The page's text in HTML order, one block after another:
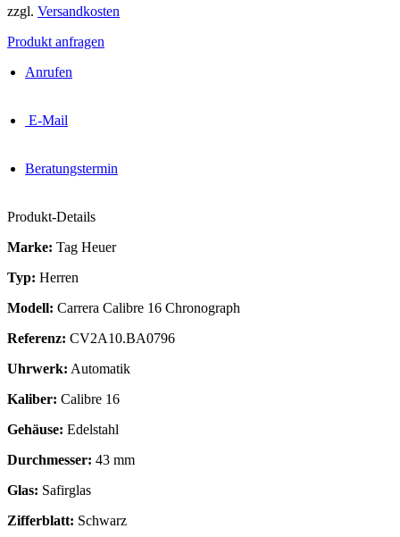
zzgl. Versandkosten
Produkt anfragen
Anrufen
E-Mail
Beratungstermin
Produkt-Details
Marke: Tag Heuer
Typ: Herren
Modell: Carrera Calibre 16 Chronograph
Referenz: CV2A10.BA0796
Uhrwerk: Automatik
Kaliber: Calibre 16
Gehäuse: Edelstahl
Durchmesser: 43 mm
Glas: Safirglas
Zifferblatt: Schwarz